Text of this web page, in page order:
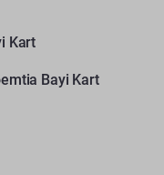
Kart
Bayi Kart